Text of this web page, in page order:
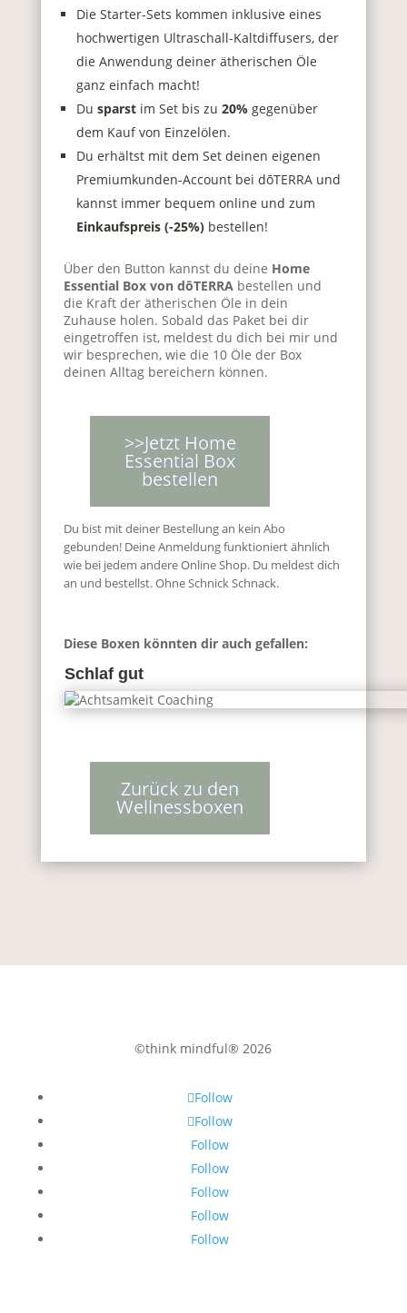
Die Starter-Sets kommen inklusive eines
hochwertigen Ultraschall-Kaltdiffusers, der
die Anwendung deiner ätherischen Öle
ganz einfach macht!
Du sparstim Set bis zu 20%gegenüber
dem Kauf von Einzelölen.​
Du erhältst mit dem Set deinen eigenen
Premiumkunden-Account bei dōTERRA und
kannst immer bequem online und zum
Einkaufspreis (-25%)bestellen!
Über den Button kannst du deine Home
Essential Box von dōTERRAbestellen und
die Kraft der ätherischen Öle in dein
Zuhause holen. Sobald das Paket bei dir
eingetroffen ist, meldest du dich bei mir und
wir besprechen, wie die 10 Öle der Box
deinen Alltag bereichern können.
>>Jetzt Home
Essential Box
bestellen
Du bist mit deiner Bestellung an kein Abo
gebunden! Deine Anmeldung funktioniert ähnlich
wie bei jedem andere Online Shop. Du meldest dich
an und bestellst. Ohne Schnick Schnack.
Diese Boxen könnten dir auch gefallen:
Schlaf gut
Zurück zu den
Wellnessboxen
©think mindful® 2026
Follow
Follow
Follow
Follow
Follow
Follow
Follow